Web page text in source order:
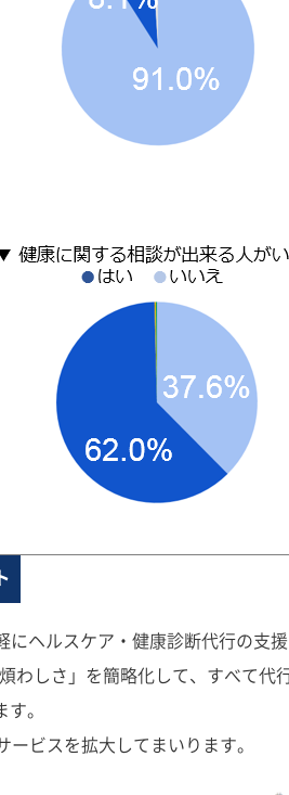
ヘルスケア・健康診断代行の支
わしさ」を簡略化して、すべて
。
ービスを拡大してまいります。